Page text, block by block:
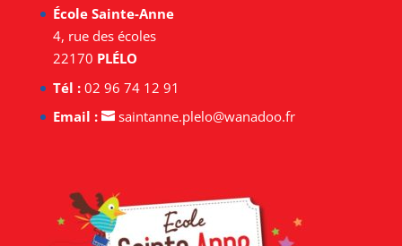
École Sainte-Anne
4, rue des écoles
22170 PLÉLO
Tél :02 96 74 12 91
Email :
saintanne.plelo@wanadoo.fr